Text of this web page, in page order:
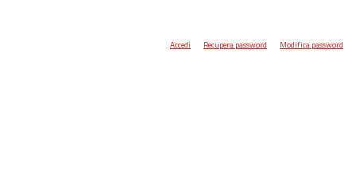
Accedi Recupera password Modifica password